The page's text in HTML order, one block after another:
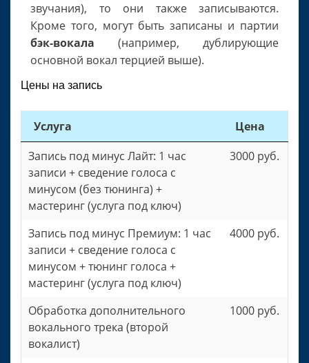
звучания), то они также записываются.
Кроме того, могут быть записаны и партии
бэк-вокала (например, дублирующие
основной вокал терцией выше).
Цены на запись
Услуга
Цена
Запись под минус Лайт: 1 час
записи + сведение голоса с
минусом (без тюнинга) +
мастеринг (услуга под ключ)
3000 руб.
Запись под минус Премиум: 1 час
записи + сведение голоса с
минусом + тюнинг голоса +
мастеринг (услуга под ключ)
4000 руб.
Обработка дополнительного
вокального трека (второй
вокалист)
1000 руб.